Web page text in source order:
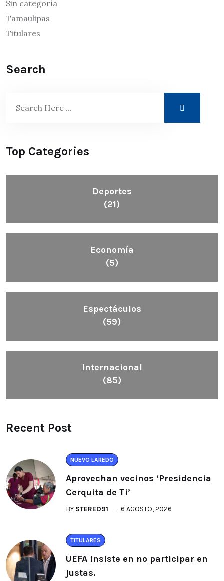
Sin categoría
Tamaulipas
Titulares
Search
Top Categories
Deportes
(21)
Economía
(5)
Espectáculos
(59)
Internacional
(85)
Recent Post
NUEVO LAREDO
Aprovechan vecinos ‘Presidencia
Cerquita de Ti’
BY STEREO91 6 AGOSTO, 2026
TITULARES
UEFA insiste en no participar en
justas.